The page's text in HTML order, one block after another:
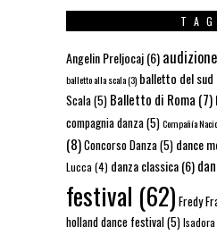
TAG
Angelin Preljocaj(6)audizione
balletto alla scala(3) balletto del sud
Scala(5) Balletto di Roma (7)
compagnia danza(5)Compañía
(8)Concorso Danza(5) dance
Lucca (4) danza classica(6)
festival (62) Fredy
holland dance festival(5)